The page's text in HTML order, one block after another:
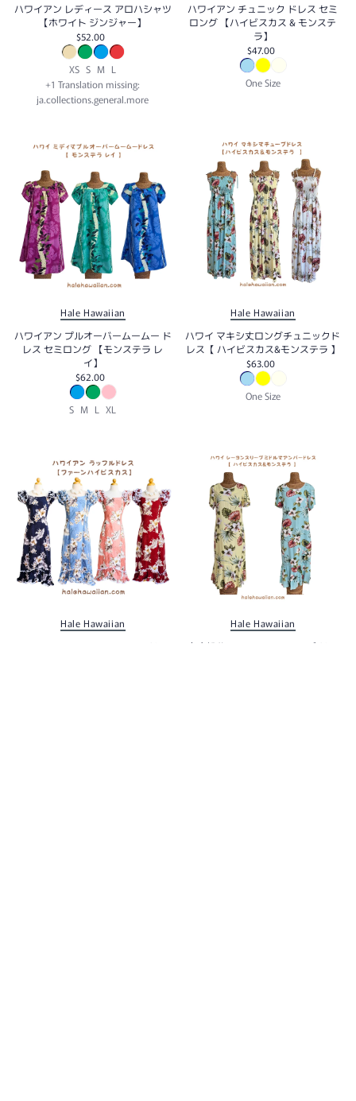
ハワイアン レディース アロハシャツ
【ホワイト ジンジャー】
$52.00
XS S M L
+1 Translation missing:
ja.collections.general.more
ハワイアン チュニック ドレス セミ
ロング 【ハイビスカス & モンステ
ラ】
$47.00
One Size
Hale Hawaiian
ハワイアン プルオーバームームー ド
レス セミロング 【モンステラ レ
イ】
$62.00
S M L XL
Hale Hawaiian
ハワイ マキシ丈ロングチュニックド
レス【 ハイビスカス&モンステラ 】
$63.00
One Size
Hale Hawaiian
Hale Hawaiian
在庫処分 ハワイアン スリーブ ドレ